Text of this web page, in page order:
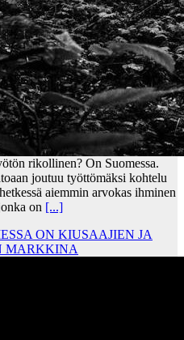
rikollinen? On Suomessa.
joutuu työttömäksi kohtelu
aiemmin arvokas ihminen
on [...]
ON KIUSAAJIEN JA
MARKKINA